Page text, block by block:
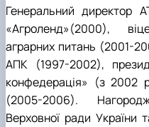
Генеральний директор
«Агроленд»(2000),
аграрних питань (2001-
АПК (1997-2002),
конфедерація» (з 2002
(2005-2006).
Верховної ради України